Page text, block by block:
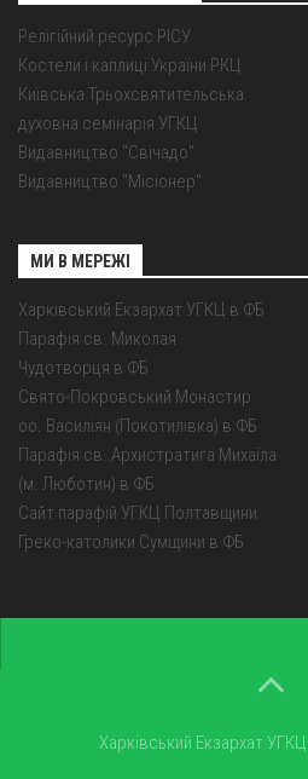
Релігійний ресурс РІСУ
Костели і каплиці України РКЦ
Київська Трьохсвятительська
духовна семінарія УГКЦ
Видавництво "Свічадо"
Видавництво "Місіонер"
МИ В МЕРЕЖІ
Харківський Екзархат УГКЦ в ФБ
Парафія св. Миколая
Чудотворця в ФБ
Свято-Покровський Монастир
оо. Василіян (Покотилівка) в ФБ
Парафія св. Архистратига Михаїла
(м. Люботин) в ФБ
Сайт парафій УГКЦ Полтавщини
Греко-католики Сумщини в ФБ
Про екзархатХарківський Екзархат